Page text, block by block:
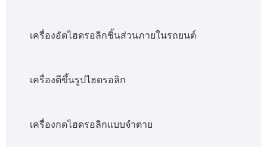
เครื่องอัดไฮดรอลิกชิ้นส่วนภายในรถยนต์
เครื่องตีขึ้นรูปไฮดรอลิก
เครื่องกดไฮดรอลิกแบบจำตาย